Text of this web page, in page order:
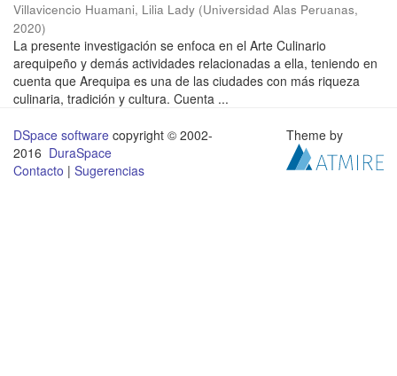
Villavicencio Huamani, Lilia Lady (Universidad Alas Peruanas,
2020)
La presente investigación se enfoca en el Arte Culinario
arequipeño y demás actividades relacionadas a ella, teniendo en
cuenta que Arequipa es una de las ciudades con más riqueza
culinaria, tradición y cultura. Cuenta ...
DSpace software copyright © 2002-
2016 DuraSpace
Contacto | Sugerencias
Theme by